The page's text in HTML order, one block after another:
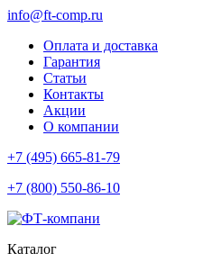
info@ft-comp.ru
Оплата и доставка
Гарантия
Статьи
Контакты
Акции
О компании
+7 (495) 665-81-79
+7 (800) 550-86-10
Каталог